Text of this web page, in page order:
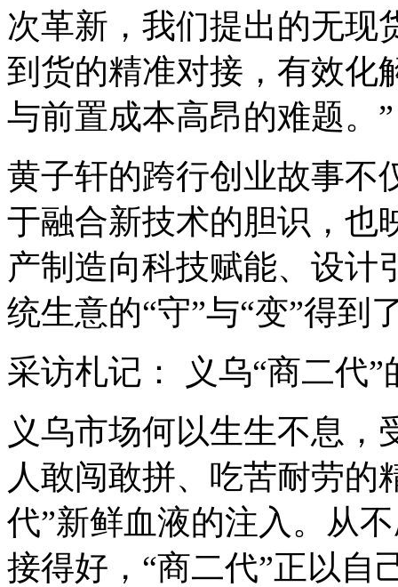
次革新，我们提出的无现
到货的精准对接，有效化
与前置成本高昂的难题。”
黄子轩的跨行创业故事不
于融合新技术的胆识，也
产制造向科技赋能、设计
统生意的“守”与“变”得到
采访札记： 义乌“商二代”
义乌市场何以生生不息，
人敢闯敢拼、吃苦耐劳的
代”新鲜血液的注入。从
接得好，“商二代”正以自